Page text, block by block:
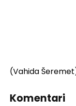
(Vahida
Komentari